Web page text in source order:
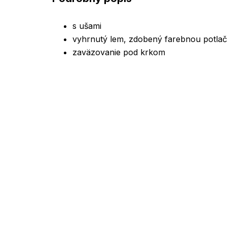
s ušami
vyhrnutý lem, zdobený farebnou
zaväzovanie pod krkom